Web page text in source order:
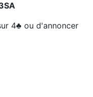
4♣ ou d'annoncer